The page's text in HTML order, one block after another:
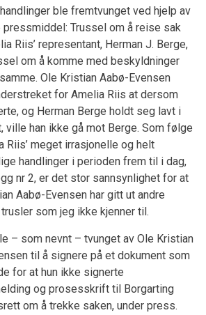
handlinger ble fremtvunget ved hjelp av
Trussel om å reise sak
Riis’ representant, Herman J. Berge,
om å komme med beskyldninger
Ole Kristian Aabø-Evensen
for Amelia Riis at dersom
og Herman Berge holdt seg lavt i
ville han ikke gå mot Berge. Som følge
Riis’ meget irrasjonelle og helt
handlinger i perioden frem til i dag,
nr 2, er det stor sannsynlighet for at
Aabø-Evensen har gitt ut andre
som jeg ikke kjenner til.
– som nevnt – tvunget av Ole Kristian
til å signere på et dokument som
for at hun ikke signerte
og prosesskrift til Borgarting
om å trekke saken, under press.